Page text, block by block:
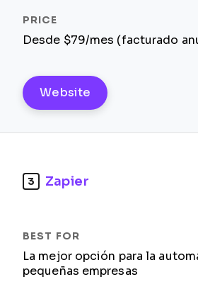
Desde $79/mes (facturado
Website
3 Zapier
La mejor opción para la
pequeñas empresas